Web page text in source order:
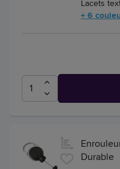
Lacets
+ 6
Durable